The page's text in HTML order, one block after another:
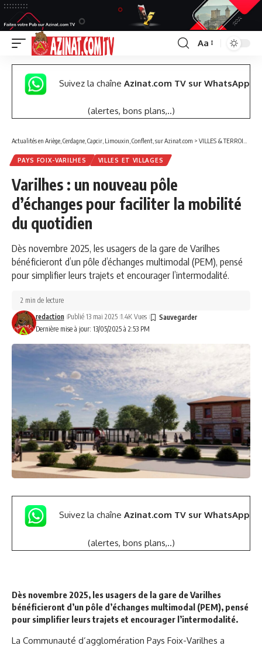
Font
Resizer
Aa
Suivez la chaîne Azinat.com TV sur WhatsApp
(alertes, bons plans,..)
Actualités en Ariège, Cerdagne, Capcir, Limouxin, Conflent, sur Azinat.com > VILLES & TERROIRS DES PYRÉNÉES EST
PAYS FOIX-VARILHES VILLES ET VILLAGES
Varilhes : un nouveau pôle
d’échanges pour faciliter la mobilité
du quotidien
Dès novembre 2025, les usagers de la gare de Varilhes
bénéficieront d’un pôle d’échanges multimodal (PEM), pensé
pour simplifier leurs trajets et encourager l’intermodalité.
Dernière mise à jour: 13/05/2025 à 2:53 PM
redaction Publié 13 mai 2025 1.4K Vues
2 min de lecture
Suivez la chaîne Azinat.com TV sur WhatsApp
(alertes, bons plans,..)
Dès novembre 2025, les usagers de la gare de Varilhes
bénéficieront d’un pôle d’échanges multimodal (PEM), pensé
pour simplifier leurs trajets et encourager l’intermodalité.
La Communauté d’agglomération Pays Foix-Varilhes a